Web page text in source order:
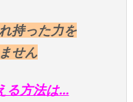
持った力を
せん
る方法は…